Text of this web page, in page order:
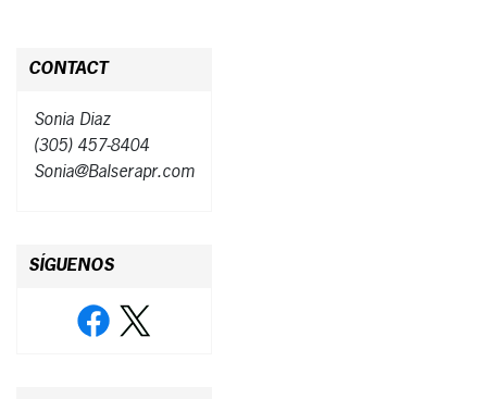
CONTACT
Sonia Diaz
(305) 457-8404
Sonia@Balserapr.com
SÍGUENOS